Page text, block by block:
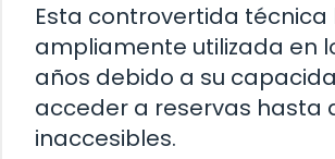
Esta controvertida técnica
ampliamente utilizada en
años debido a su
acceder a reservas hasta
inaccesibles.